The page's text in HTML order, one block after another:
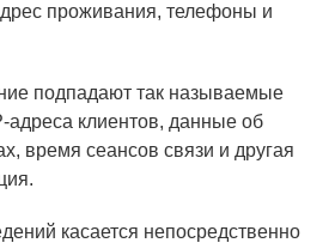
проживания, телефоны и
подпадают так называемые
клиентов, данные об
время сеансов связи и другая
касается непосредственно